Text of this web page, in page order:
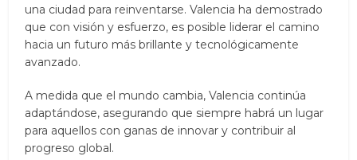
una ciudad para reinventarse. Valencia ha demostrado
que con visión y esfuerzo, es posible liderar el camino
hacia un futuro más brillante y tecnológicamente
avanzado.
A medida que el mundo cambia, Valencia continúa
adaptándose, asegurando que siempre habrá un lugar
para aquellos con ganas de innovar y contribuir al
progreso global.